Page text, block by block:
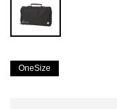
OneSize